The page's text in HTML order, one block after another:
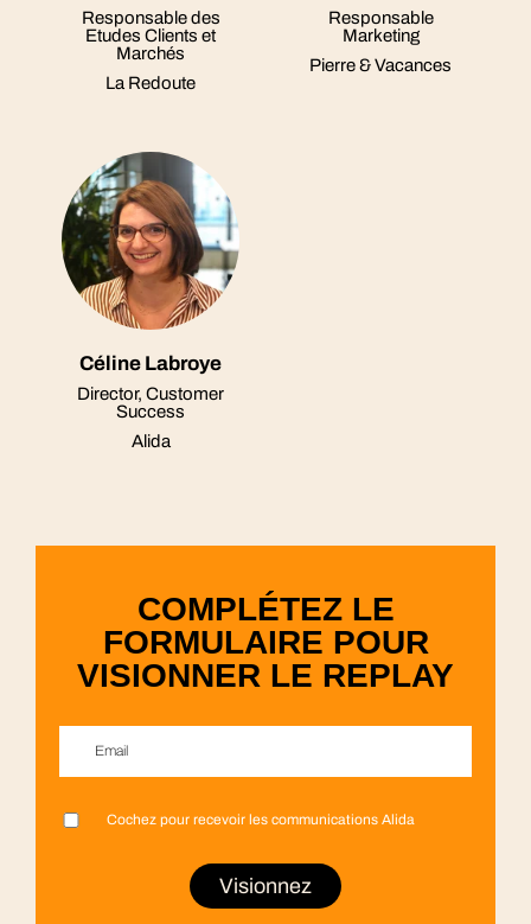
Responsable des
Etudes Clients et
Marchés
La Redoute
Responsable
Marketing
Pierre & Vacances
Céline Labroye
Director, Customer
Success
Alida
COMPLÉTEZ LE
FORMULAIRE POUR
VISIONNER LE REPLAY
Email *
Prénom*
Nom*
Entreprise*
Fonction*
Pays*
Cochez pour recevoir les communications Alida